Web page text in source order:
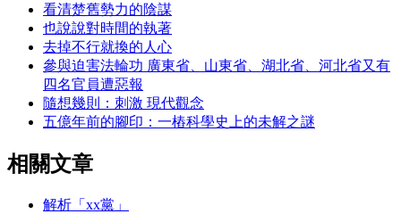
看清楚舊勢力的陰謀
也說說對時間的執著
去掉不行就換的人心
參與迫害法輪功 廣東省、山東省、湖北省、河北省又有
四名官員遭惡報
隨想幾則：刺激 現代觀念
五億年前的腳印：一樁科學史上的未解之謎
相關文章
解析「xx黨」